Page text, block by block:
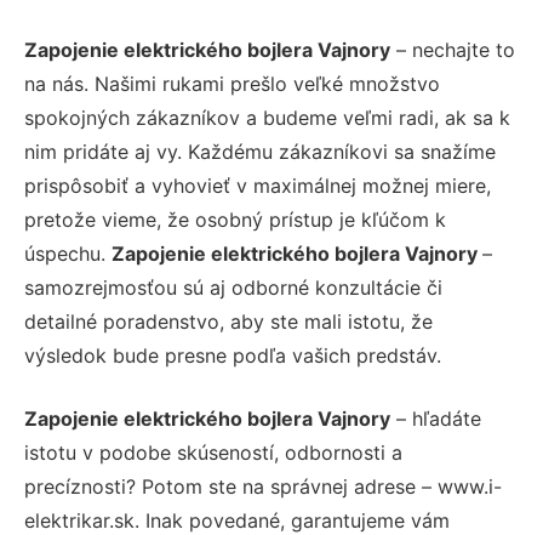
Zapojenie elektrického bojlera Vajnory – nechajte to
na nás. Našimi rukami prešlo veľké množstvo
spokojných zákazníkov a budeme veľmi radi, ak sa k
nim pridáte aj vy. Každému zákazníkovi sa snažíme
prispôsobiť a vyhovieť v maximálnej možnej miere,
pretože vieme, že osobný prístup je kľúčom k
úspechu. Zapojenie elektrického bojlera Vajnory –
samozrejmosťou sú aj odborné konzultácie či
detailné poradenstvo, aby ste mali istotu, že
výsledok bude presne podľa vašich predstáv.
Zapojenie elektrického bojlera Vajnory – hľadáte
istotu v podobe skúseností, odbornosti a
precíznosti? Potom ste na správnej adrese – www.i-
elektrikar.sk. Inak povedané, garantujeme vám